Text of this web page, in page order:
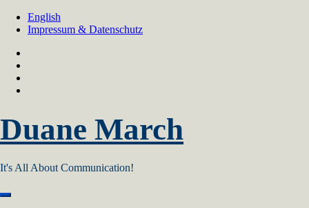
Skip
English
Impressum & Datenschutz
Duane March
It's All About Communication!